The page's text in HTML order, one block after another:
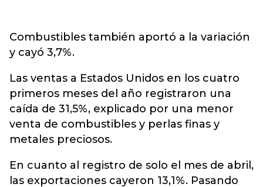
Combustibles también aportó a la variación
y cayó 3,7%.
Las ventas a Estados Unidos en los cuatro
primeros meses del año registraron una
caída de 31,5%, explicado por una menor
venta de combustibles y perlas finas y
metales preciosos.
En cuanto al registro de solo el mes de abril,
las exportaciones cayeron 13,1%. Pasando